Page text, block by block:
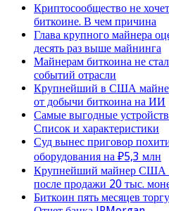
Криптосообщество не
биткоине. В чем причина
Глава крупного майнера
десять раз выше майнинга
Майнерам биткоина не
событий отрасли
Крупнейший в США
от добычи биткоина на ИИ
Самые выгодные
Список и характеристики
Суд вынес приговор
оборудования на ₽5,3 млн
Крупнейший майнер США
после продажи 20 тыс.
Биткоин пять месяцев